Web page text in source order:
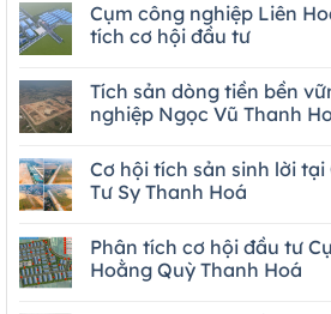
Cụm công nghiệp Liên
tích cơ hội đầu tư
Tích sản dòng tiền bền
nghiệp Ngọc Vũ Thanh
Cơ hội tích sản sinh lời
Tư Sy Thanh Hoá
Phân tích cơ hội đầu tư
Hoằng Quỳ Thanh Hoá